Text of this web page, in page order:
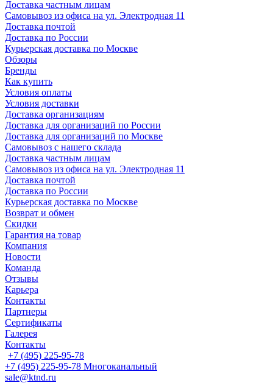
Доставка частным лицам
Самовывоз из офиса на ул. Электродная 11
Доставка почтой
Доставка по России
Курьерская доставка по Москве
Обзоры
Бренды
Как купить
Условия оплаты
Условия доставки
Доставка организациям
Доставка для организаций по России
Доставка для организаций по Москве
Самовывоз с нашего склада
Доставка частным лицам
Самовывоз из офиса на ул. Электродная 11
Доставка почтой
Доставка по России
Курьерская доставка по Москве
Возврат и обмен
Скидки
Гарантия на товар
Компания
Новости
Команда
Отзывы
Карьера
Контакты
Партнеры
Сертификаты
Галерея
Контакты
+7 (495) 225-95-78
+7 (495) 225-95-78 Многоканальный
sale@ktnd.ru